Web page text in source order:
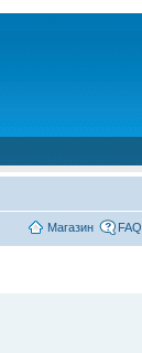
Магазин FAQ